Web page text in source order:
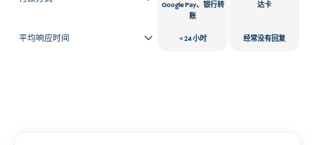
Google Pay、银行转
账
达卡
平均响应时间 24 小时 经常没有回复